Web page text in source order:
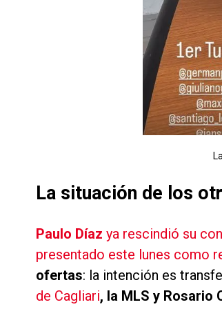
La situación de los
Paulo Díaz ya rescindió su
presentado este lunes como
ofertas: la intención es
de Cagliari, la MLS y Rosario